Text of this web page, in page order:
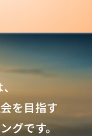
を目指す
グです。